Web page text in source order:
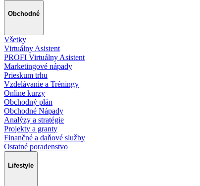
Obchodné
Všetky
Virtuálny Asistent
PROFI Virtuálny Asistent
Marketingové nápady
Prieskum trhu
Vzdelávanie a Tréningy
Online kurzy
Obchodný plán
Obchodné Nápady
Analýzy a stratégie
Projekty a granty
Finančné a daňové služby
Ostatné poradenstvo
Lifestyle